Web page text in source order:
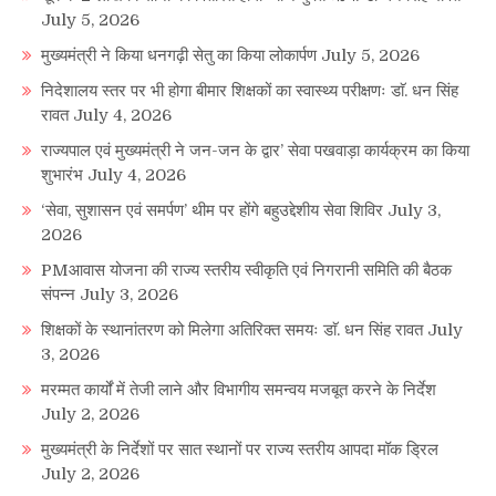
July 5, 2026
मुख्यमंत्री ने किया धनगढ़ी सेतु का किया लोकार्पण July 5, 2026
निदेशालय स्तर पर भी होगा बीमार शिक्षकों का स्वास्थ्य परीक्षणः डाॅ. धन सिंह
रावत July 4, 2026
राज्यपाल एवं मुख्यमंत्री ने जन-जन के द्वार’ सेवा पखवाड़ा कार्यक्रम का किया
शुभारंभ July 4, 2026
‘सेवा, सुशासन एवं समर्पण’ थीम पर होंगे बहुउद्देशीय सेवा शिविर July 3,
2026
PMआवास योजना की राज्य स्तरीय स्वीकृति एवं निगरानी समिति की बैठक
संपन्न July 3, 2026
शिक्षकों के स्थानांतरण को मिलेगा अतिरिक्त समयः डाॅ. धन सिंह रावत July
3, 2026
मरम्मत कार्यों में तेजी लाने और विभागीय समन्वय मजबूत करने के निर्देश
July 2, 2026
मुख्यमंत्री के निर्देशों पर सात स्थानों पर राज्य स्तरीय आपदा मॉक ड्रिल
July 2, 2026